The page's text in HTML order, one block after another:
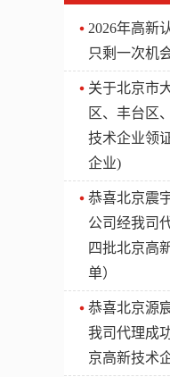
2026年高新
只剩一次机
关于北京市
区、丰台区
技术企业领
企业)
恭喜北京震
公司经我司
四批北京高
单）
恭喜北京源
我司代理成
京高新技术